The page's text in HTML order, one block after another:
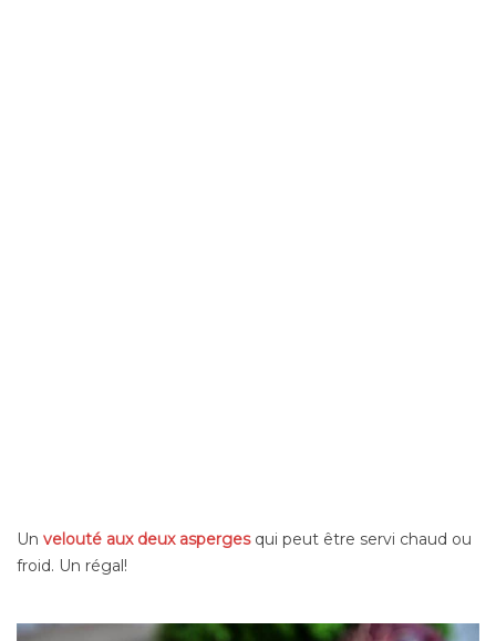
Un velouté aux deux aspergesqui peut être servi chaud ou
froid. Un régal!